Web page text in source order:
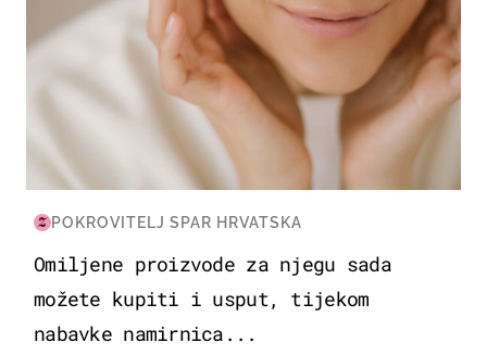
POKROVITELJ SPAR HRVATSKA
Omiljene proizvode za njegu sada
možete kupiti i usput, tijekom
nabavke namirnica...